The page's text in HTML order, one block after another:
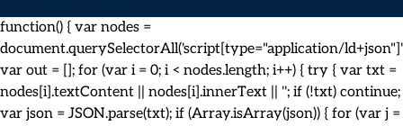
function() { var nodes =
document.querySelectorAll('script[type="application/
var out = []; for (var i = 0; i < nodes.length; i++) { try { var txt =
nodes[i].textContent || nodes[i].innerText || ''; if (!txt) continue;
var json = JSON.parse(txt); if (Array.isArray(json)) { for (var j =